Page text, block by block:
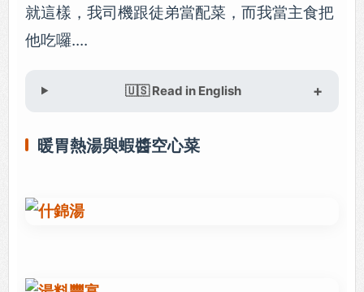
就這樣，我司機跟徒弟當配菜，而我當主食把
他吃囉....
🇺🇸 Read in English
暖胃熱湯與蝦醬空心菜